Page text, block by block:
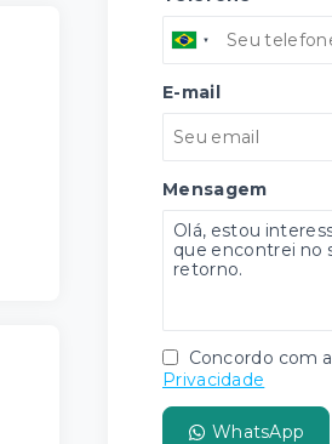
E-mail
Mensagem
Concordo com a
Privacidade
WhatsApp